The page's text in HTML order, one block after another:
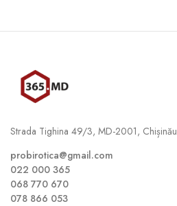
Strada Tighina 49/3, MD-2001, Chișinău
probirotica@gmail.com
022 000 365
068 770 670
078 866 053